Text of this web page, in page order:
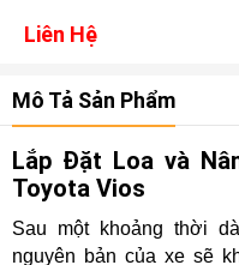
Liên Hệ
Mô Tả Sản Phẩm
Lắp Đặt Loa và
Toyota Vios
Sau một khoảng thời
nguyên bản của xe sẽ